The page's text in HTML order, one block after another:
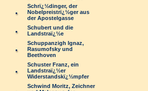
Schrï¿½dinger, der
Nobelpreistrï¿½ger aus
der Apostelgasse
Schubert und die
Landstraï¿½e
Schuppanzigh Ignaz,
Rasumofsky und
Beethoven
Schuster Franz, ein
Landstraï¿½er
Widerstandskï¿½mpfer
Schwind Moritz, Zeichner